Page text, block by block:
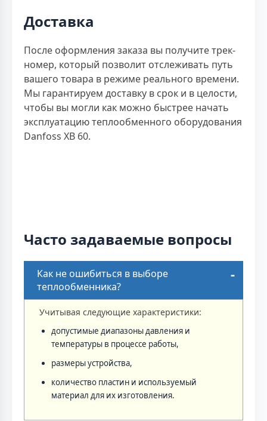
Доставка
После оформления заказа вы получите трек-
номер, который позволит отслеживать путь
вашего товара в режиме реального времени.
Мы гарантируем доставку в срок и в целости,
чтобы вы могли как можно быстрее начать
эксплуатацию теплообменного оборудования
Danfoss XB 60.
Часто задаваемые вопросы
Как не ошибиться в выборе
теплообменника?
Учитывая следующие характеристики:
допустимые диапазоны давления и
температуры в процессе работы,
размеры устройства,
количество пластин и используемый
материал для их изготовления.